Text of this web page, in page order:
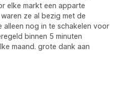
elke markt een apparte
ze al bezig met de
nog in te schakelen voor
binnen 5 minuten
maand. grote dank aan